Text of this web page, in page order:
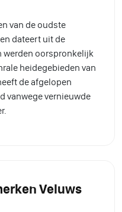
van de oudste
dateert uit de
werden oorspronkelijk
heidegebieden van
de afgelopen
vanwege vernieuwde
Veluws